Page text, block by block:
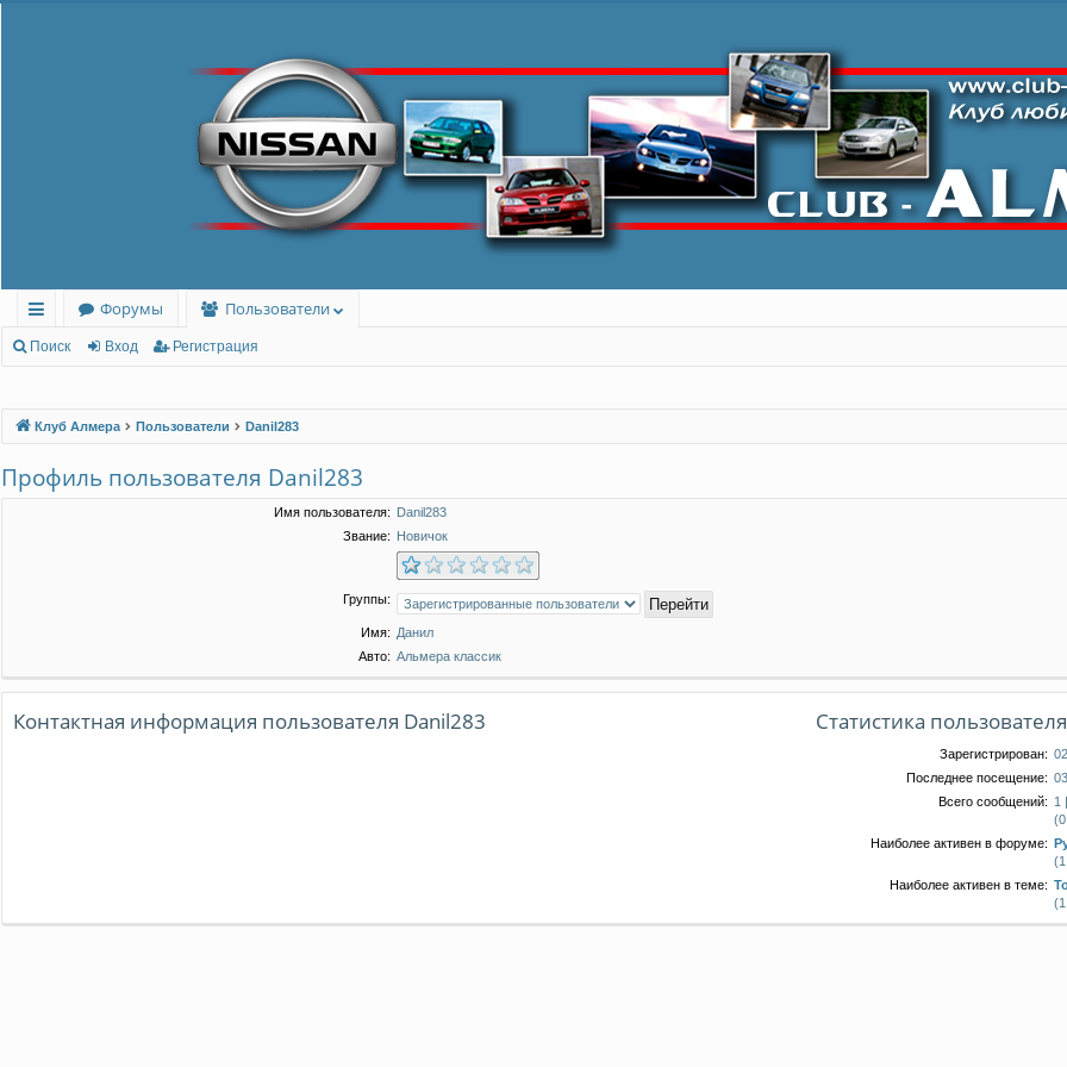
с
лк
Форумы
Пользователи
Поиск Вход Регистрация
Клуб Алмера Пользователи Danil283
Профиль пользователя Danil283
Имя пользователя: Danil283
Звание: Новичок
Группы:
Имя: Данил
Авто: Альмера классик
Контактная информация пользователя Danil283 Статистика пользователя
Зарегистрирован:
Последнее посещение:
Всего сообщений: 1 |
Наиболее активен в форуме:
Наиболее активен в теме: